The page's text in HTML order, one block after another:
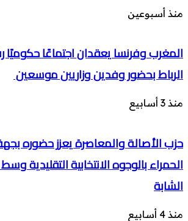
منذ أسبوعين
المغرب وفرنسا يعقدان اجتماعًا
الرباط بحضور وفدين وزاريين موسعين
منذ 3 أسابيع
حزب الأصالة والمعاصرة يعزز حضوره
الحمراء بالوجوه الانتخابية التقليدية
الشابة
منذ 4 أسابيع